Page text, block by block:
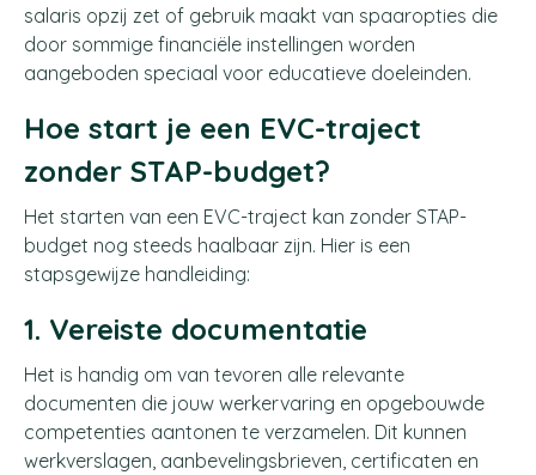
salaris opzij zet of gebruik maakt van spaaropties die
door sommige financiële instellingen worden
aangeboden speciaal voor educatieve doeleinden.
Hoe start je een EVC-traject
zonder STAP-budget?
Het starten van een EVC-traject kan zonder STAP-
budget nog steeds haalbaar zijn. Hier is een
stapsgewijze handleiding:
1. Vereiste documentatie
Het is handig om van tevoren alle relevante
documenten die jouw werkervaring en opgebouwde
competenties aantonen te verzamelen. Dit kunnen
werkverslagen, aanbevelingsbrieven, certificaten en